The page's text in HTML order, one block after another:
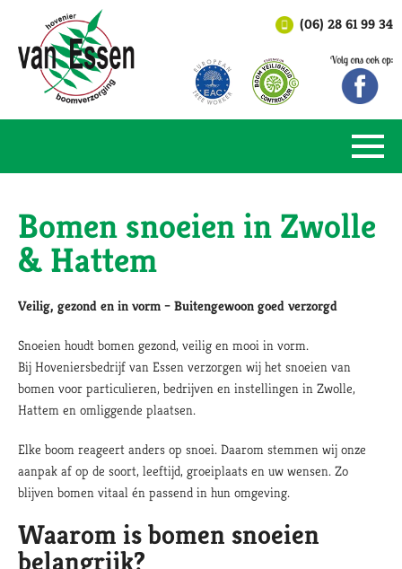
(06) 28 61 99 34
Bomen snoeien in Zwolle
& Hattem
Veilig, gezond en in vorm – Buitengewoon goed verzorgd
Snoeien houdt bomen gezond, veilig en mooi in vorm.
Bij Hoveniersbedrijf van Essen verzorgen wij het snoeien van
bomen voor particulieren, bedrijven en instellingen in Zwolle,
Hattem en omliggende plaatsen.
Elke boom reageert anders op snoei. Daarom stemmen wij onze
aanpak af op de soort, leeftijd, groeiplaats en uw wensen. Zo
blijven bomen vitaal én passend in hun omgeving.
Waarom is bomen snoeien
belangrijk?